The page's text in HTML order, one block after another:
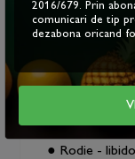
buna
Toate sucurile
intacte gustul
● Rodie -
2016/679. Prin
comunicari de tip
dezabona oricand